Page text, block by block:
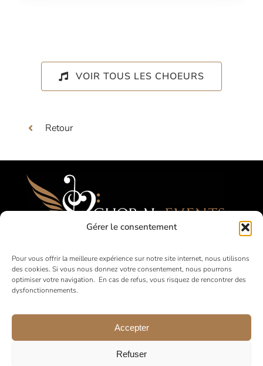
Gérer le consentement
Pour vous offrir la meilleure expérience sur notre site internet, nous utilisons
des cookies. Si vous nous donnez votre consentement, nous pourrons
optimiser votre navigation. En cas de refus, vous risquez de rencontrer des
dysfonctionnements.
Accepter
Refuser
VOIR TOUS LES CHOEURS
Retour
Festivals, Concours, Tournées pour les
Choeurs Amateurs
en France et à l’international